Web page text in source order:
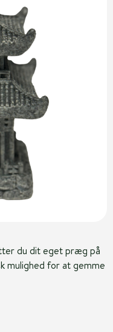
du dit eget præg på
mulighed for at gemme